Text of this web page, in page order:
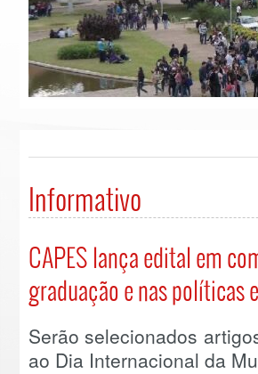
Informativo
CAPES lança edital em
graduação e nas políticas
Serão selecionados
ao Dia Internacional da